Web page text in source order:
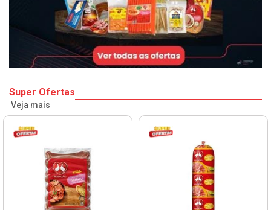
Super Ofertas
Veja mais